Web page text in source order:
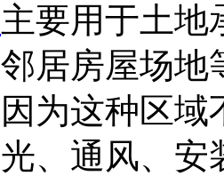
主要用于土地
居房屋场
为这种区
、通风、安